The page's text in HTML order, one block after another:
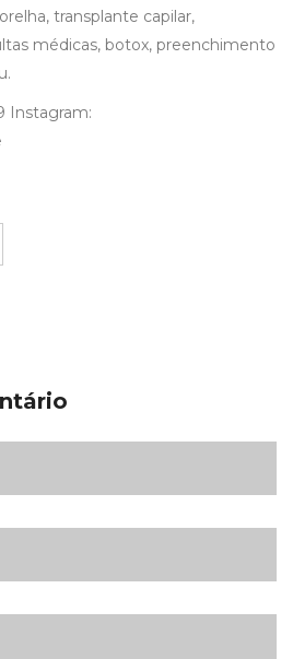
transplante capilar,
médicas, botox, preenchimento
Instagram: